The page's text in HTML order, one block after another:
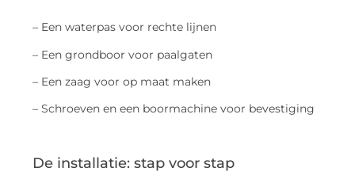
– Een waterpas voor rechte lijnen
– Een grondboor voor paalgaten
– Een zaag voor op maat maken
– Schroeven en een boormachine voor bevestiging
De installatie: stap voor stap